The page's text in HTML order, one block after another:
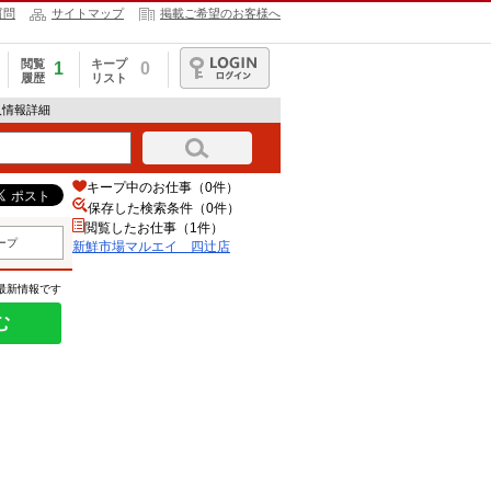
問 サイトマップ 掲載ご希望のお客様へ
閲覧
履歴
1
キープ
リスト
0
ログイン
報詳細
プ
新情報です
キープ中のお仕事（0件）
保存した検索条件（0件）
閲覧したお仕事（1件）
新鮮市場マルエイ 四辻店